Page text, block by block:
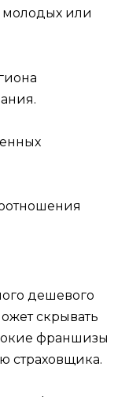
или
дешевого
скрывать
франшизы
страховщика.